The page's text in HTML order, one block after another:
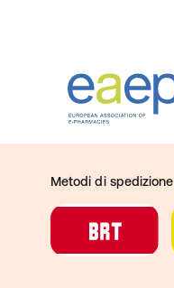
Metodi di spedizione